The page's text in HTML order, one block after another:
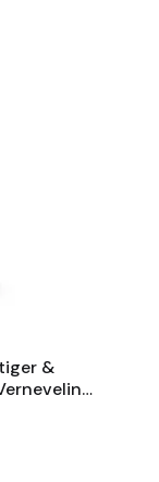
AAN
&